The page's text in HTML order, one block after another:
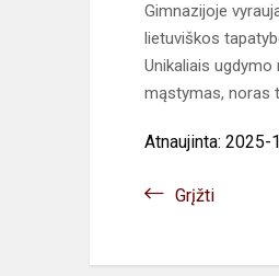
Gimnazijoje
lietuviškos
Unikaliais
mąstymas, noras
Atnaujinta: 2025-
Grįžti